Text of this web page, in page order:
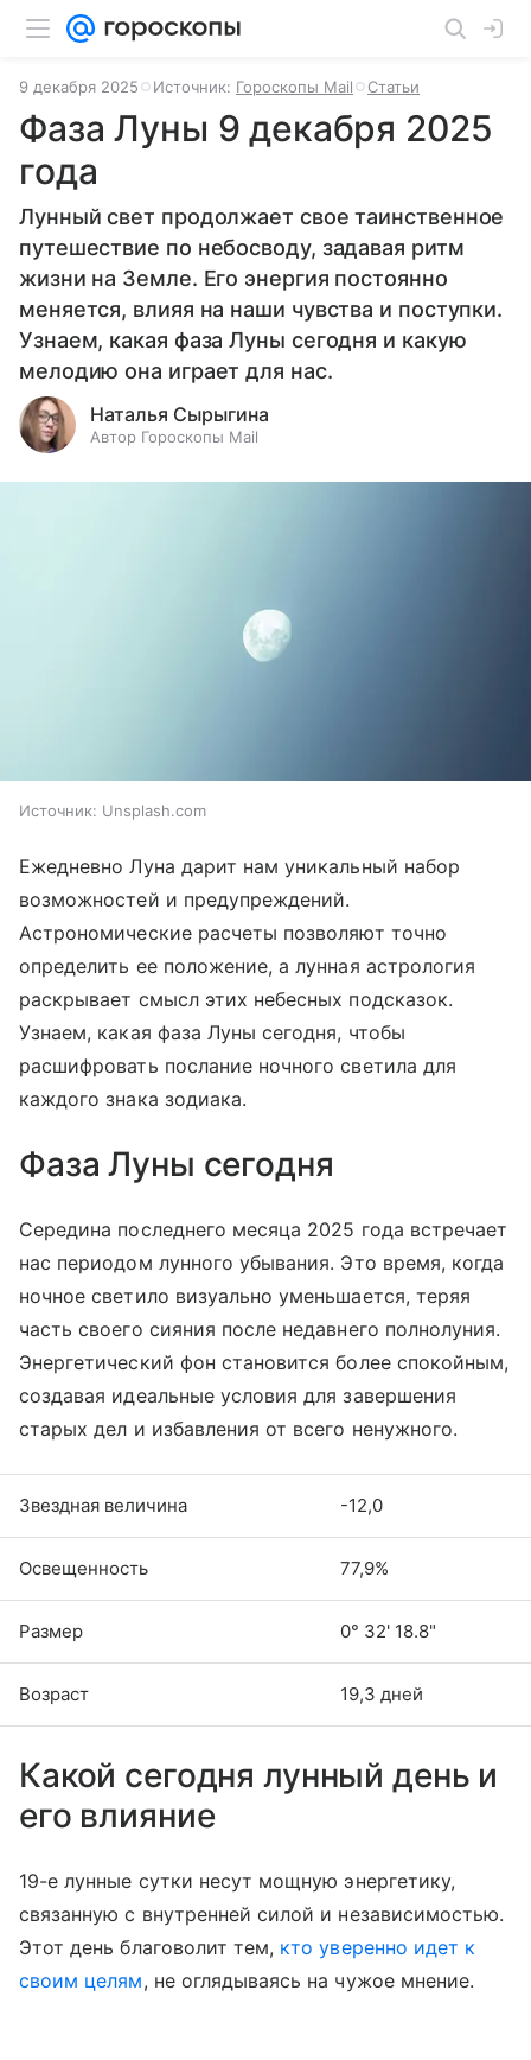
9 декабря 2025 Источник: Гороскопы Mail Статьи
Фаза Луны 9 декабря 2025
года
Лунный свет продолжает свое таинственное
путешествие по небосводу, задавая ритм
жизни на Земле. Его энергия постоянно
меняется, влияя на наши чувства и поступки.
Узнаем, какая фаза Луны сегодня и какую
мелодию она играет для нас.
Наталья Сырыгина
Автор Гороскопы Mail
Источник: Unsplash.com
Ежедневно Луна дарит нам уникальный набор
возможностей и предупреждений.
Астрономические расчеты позволяют точно
определить ее положение, а лунная астрология
раскрывает смысл этих небесных подсказок.
Узнаем, какая фаза Луны сегодня, чтобы
расшифровать послание ночного светила для
каждого знака зодиака.
Фаза Луны сегодня
Середина последнего месяца 2025 года встречает
нас периодом лунного убывания. Это время, когда
ночное светило визуально уменьшается, теряя
часть своего сияния после недавнего полнолуния.
Энергетический фон становится более спокойным,
создавая идеальные условия для завершения
старых дел и избавления от всего ненужного.
Звездная величина -12,0
Освещенность 77,9%
Размер 0° 32' 18.8"
Возраст 19,3 дней
Какой сегодня лунный день и
его влияние
19-е лунные сутки несут мощную энергетику,
связанную с внутренней силой и независимостью.
Этот день благоволит тем, кто уверенно идет к
своим целям, не оглядываясь на чужое мнение.